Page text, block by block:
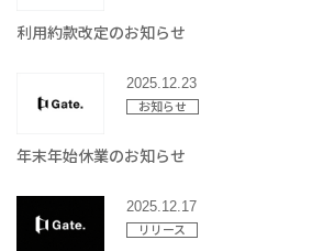
利用約款改定のお知らせ
2025.12.23
お知らせ
年末年始休業のお知らせ
2025.12.17
リリース